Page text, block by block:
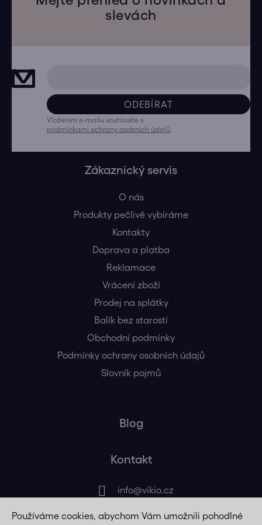
Používáme cookies, abychom Vám umožnili pohodlné
slevách
ODEBÍRAT
Vložením e-mailu souhlasíte s
podmínkami ochrany osobních údajů
Zákaznický servis
O nás
Produkty pečlivě vybíráme
Kontakty
Doprava a platba
Reklamace
Vrácení zboží
Prodej na splátky
Balík bez starostí
Obchodní podmínky
Podmínky ochrany osobních údajů
Slovník pojmů
Blog
Kontakt
info@vikio.cz